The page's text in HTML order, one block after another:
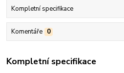
Kompletní specifikace
Komentáře 0
Kompletní specifikace